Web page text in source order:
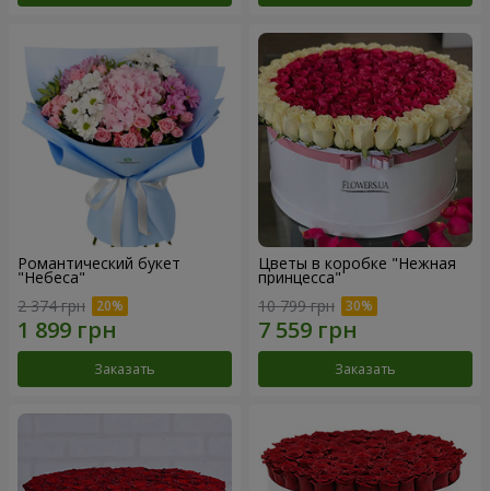
Романтический букет
"Небеса"
2 374 грн
Заказать
Цветы в коробке "Нежная
принцесса"
10 799 грн
Заказать